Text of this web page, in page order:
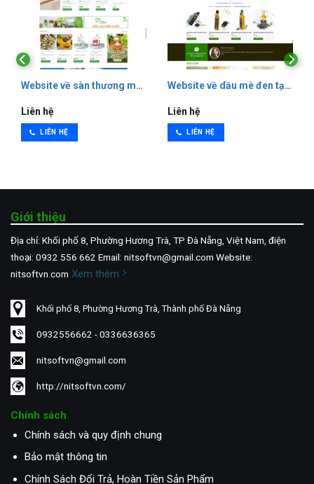
Website về sàn thương mại điện tử đa nghành nghệ tập trung
Liên hệ
LIÊN HỆ
Website về dầu mè đen tại
Liên hệ
LIÊN HỆ
Giới thiệu
Địa chỉ: Khối phố 8, Phường Hương Trà, TP Đà Nẵng, Việt Nam, điện
thoại: 0932 556 662 Email: nitsoftvn@gmail.com Website:
nitsoftvn.com Xem thêm
Khối phố 8, Phường Hương Trà, Thành phố Đà Nẵng
0932556662 - 0336636365
nitsoftvn@gmail.com
http://nitsoftvn.com/
Chính sách
Chính sách và quy định chung
Bảo mật thông tin
Chính Sách Đổi Trả, Hoàn Tiền Sản Phẩm